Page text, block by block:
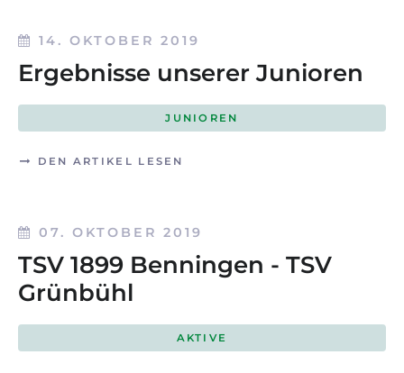
14. OKTOBER 2019
Ergebnisse unserer Junioren
JUNIOREN
DEN ARTIKEL LESEN
07. OKTOBER 2019
TSV 1899 Benningen - TSV
Grünbühl
AKTIVE